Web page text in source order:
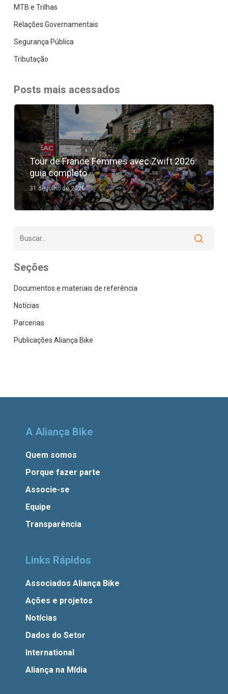
MTB e Trilhas
Relações Governamentais
Segurança Pública
Tributação
Posts mais acessados
Tour de France Femmes avec Zwift 2026:
guia completo
31 de julho de 2026
Seções
Documentos e materiais de referência
Notícias
Parcerias
Publicações Aliança Bike
A Aliança Bike
Quem somos
Porque fazer parte
Associe-se
Equipe
Transparência
Links Rápidos
Associados Aliança Bike
Ações e projetos
Notícias
Dados do Setor
International
Aliança na Mídia